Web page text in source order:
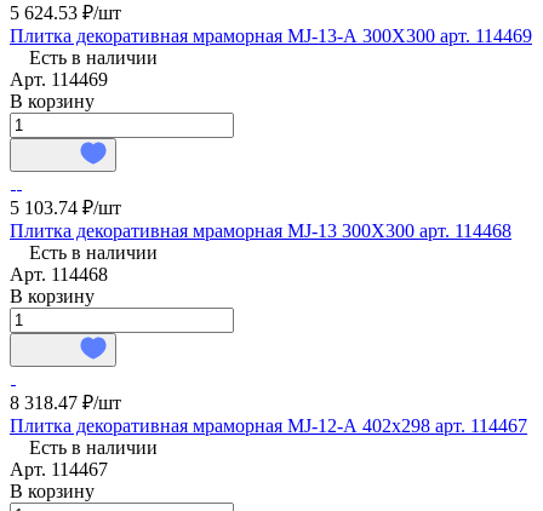
5 624.53 ₽/шт
Плитка декоративная мраморная MJ-13-А 300X300 арт. 114469
Есть в наличии
Арт. 114469
В корзину
5 103.74 ₽/шт
Плитка декоративная мраморная MJ-13 300X300 арт. 114468
Есть в наличии
Арт. 114468
В корзину
8 318.47 ₽/шт
Плитка декоративная мраморная MJ-12-А 402x298 арт. 114467
Есть в наличии
Арт. 114467
В корзину